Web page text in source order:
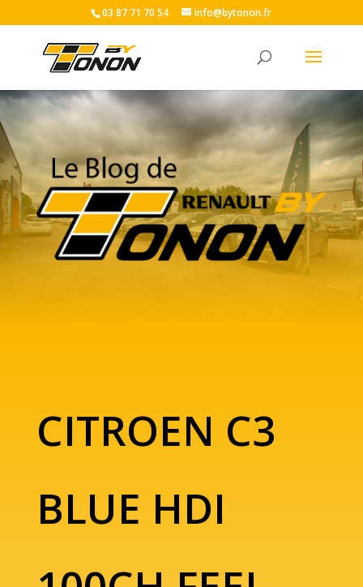
03 87 71 70 54 info@bytonon.fr
CITROEN C3
BLUE HDI